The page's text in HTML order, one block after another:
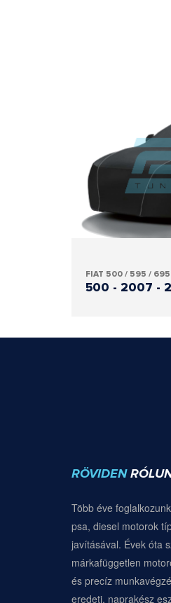
FIAT 500 / 595 / 695
500 - 2007 -
RÖVIDEN
Több éve
psa, diesel motorok
javításával. Évek óta
márkafüggetlen
és precíz
eredeti, naprakész